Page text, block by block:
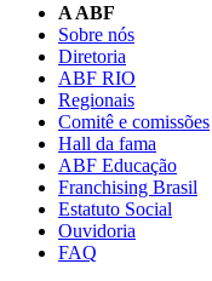
A ABF
Sobre nós
Diretoria
ABF RIO
Regionais
Comitê e comissões
Hall da fama
ABF Educação
Franchising Brasil
Estatuto Social
Ouvidoria
FAQ